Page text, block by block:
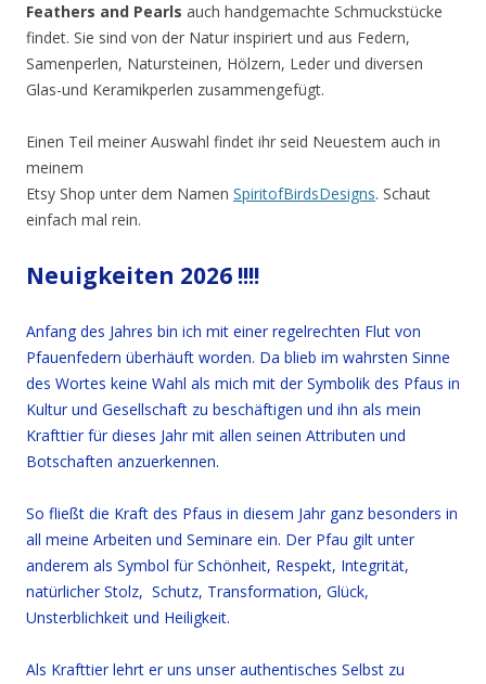
Feathers and Pearls auch handgemachte Schmuckstücke
findet. Sie sind von der Natur inspiriert und aus Federn,
Samenperlen, Natursteinen, Hölzern, Leder und diversen
Glas-und Keramikperlen zusammengefügt.
Einen Teil meiner Auswahl findet ihr seid Neuestem auch in
meinem
Etsy Shop unter dem Namen SpiritofBirdsDesigns. Schaut
einfach mal rein.
Neuigkeiten 2026 !!!!
Anfang des Jahres bin ich mit einer regelrechten Flut von
Pfauenfedern überhäuft worden. Da blieb im wahrsten Sinne
des Wortes keine Wahl als mich mit der Symbolik des Pfaus in
Kultur und Gesellschaft zu beschäftigen und ihn als mein
Krafttier für dieses Jahr mit allen seinen Attributen und
Botschaften anzuerkennen.
So fließt die Kraft des Pfaus in diesem Jahr ganz besonders in
all meine Arbeiten und Seminare ein. Der Pfau gilt unter
anderem als Symbol für Schönheit, Respekt, Integrität,
natürlicher Stolz, Schutz, Transformation, Glück,
Unsterblichkeit und Heiligkeit.
Als Krafttier lehrt er uns unser authentisches Selbst zu